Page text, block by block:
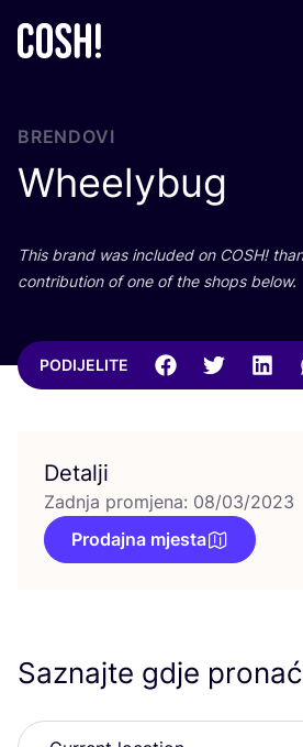
BRENDOVI
Wheelybug
This brand was inclu­ded on COSH!
con­tri­bu­ti­on of one of the shops below.
PODIJELITE
Detalji
Zadnja promjena: 08/03/2023
Prodajna mjesta
Saznajte gdje